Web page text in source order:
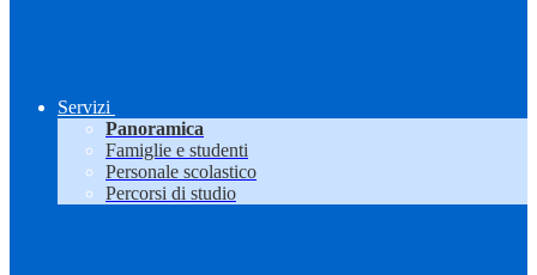
Servizi
Panoramica
Famiglie e studenti
Personale scolastico
Percorsi di studio